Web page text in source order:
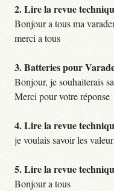
2.Lire la revue
Bonjour a tous ma
merci a tous
3.Batteries pour
Bonjour, je souhaiterais
Merci pour votre réponse
4.Lire la revue
je voulais savoir les
5.Lire la revue
Bonjour a tous